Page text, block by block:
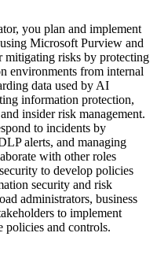
you plan and implement
Microsoft Purview and
mitigating risks by protecting
environments from internal
data used by AI
information protection,
insider risk management.
to incidents by
alerts, and managing
with other roles
to develop policies
security and risk
administrators, business
to implement
policies and controls.